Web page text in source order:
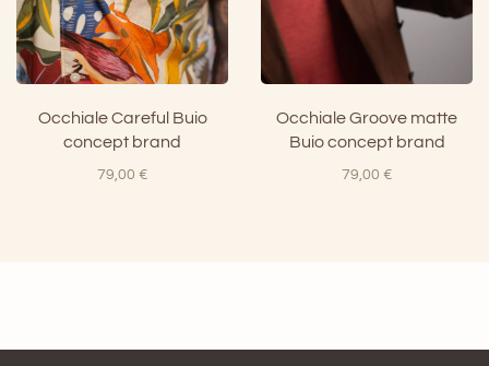
Occhiale Careful Buio
concept brand
79,00 €
Occhiale Groove matte
Buio concept brand
79,00 €